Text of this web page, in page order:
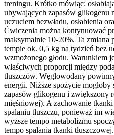
treningu. Krótko mówiąc:
ubywających zapasów glikogenu
uczuciem bezwładu, osłabienia
Ćwiczenia można kontynuować
maksymalnie 10-20%. Ta
tempie ok. 0,5 kg na tydzień bez
wzmożonego głodu. Warunkiem
właściwych proporcji między
tłuszczów. Węglowodany
energii. Niższe spożycie
zapasów glikogenu i zwiększony
mięśniowej). A zachowanie
spalaniu tłuszczu, ponieważ im
wyższe tempo metabolizmu
tempo spalania tkanki tłuszczowej.